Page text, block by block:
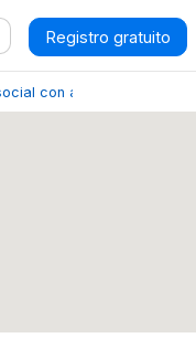
Registro gratuito
con alojamiento